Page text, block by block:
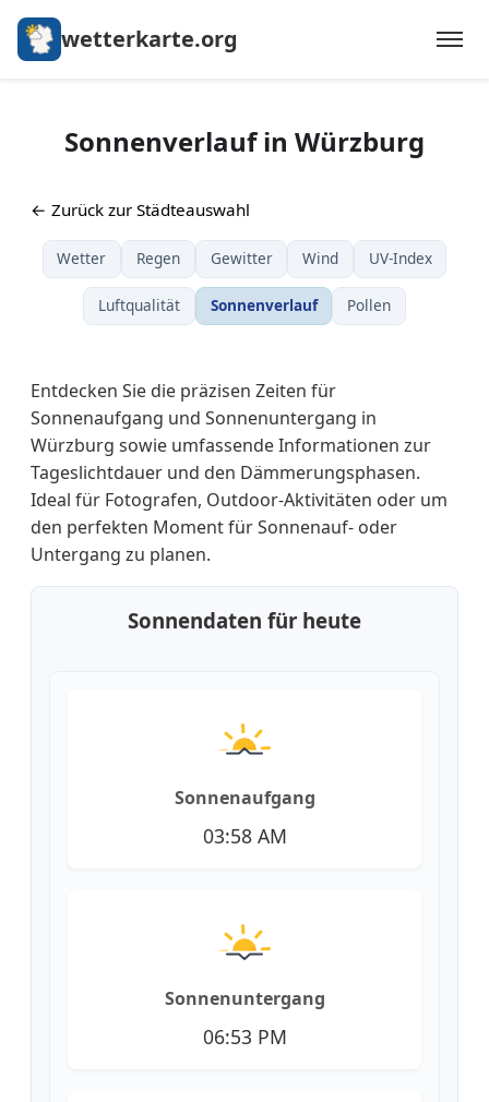
wetterkarte.org
Sonnenverlauf in Würzburg
← Zurück zur Städteauswahl
Wetter Regen Gewitter Wind UV-Index
Luftqualität Sonnenverlauf Pollen
Entdecken Sie die präzisen Zeiten für
Sonnenaufgang und Sonnenuntergang in
Würzburg sowie umfassende Informationen zur
Tageslichtdauer und den Dämmerungsphasen.
Ideal für Fotografen, Outdoor-Aktivitäten oder um
den perfekten Moment für Sonnenauf- oder
Untergang zu planen.
Sonnendaten für heute
Sonnenaufgang
03:58 AM
Sonnenuntergang
06:53 PM